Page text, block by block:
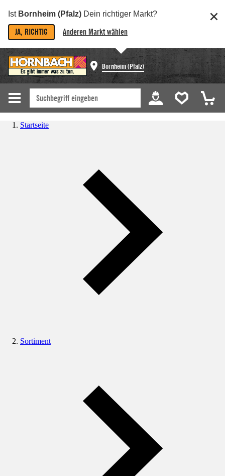
Ist Bornheim (Pfalz) Dein richtiger Markt?
JA, RICHTIG Anderen Markt wählen
Bornheim (Pfalz)
Startseite
Sortiment